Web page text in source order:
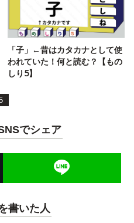
「子」←昔はカタカナとして使
われていた！何と読む？【もの
しり5】
でシェア
書いた人